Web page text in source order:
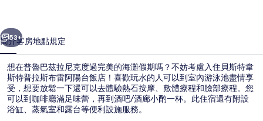
拉
斯
布
雷
阿
個 下一個
53+
簡介客房地點規定
想在普魯巴茲拉尼克度過完美的海灘假期嗎？不妨考慮入住貝斯特韋
斯特普拉斯布雷阿陽台飯店！喜歡玩水的人可以到室內游泳池盡情享
受，想要放鬆一下還可以去體驗熱石按摩、敷體療程和臉部療程。您
可以到咖啡廳滿足味蕾，再到酒吧/酒廊小酌一杯。此住宿還有附設
浴缸、蒸氣室和露台等便利設施服務。